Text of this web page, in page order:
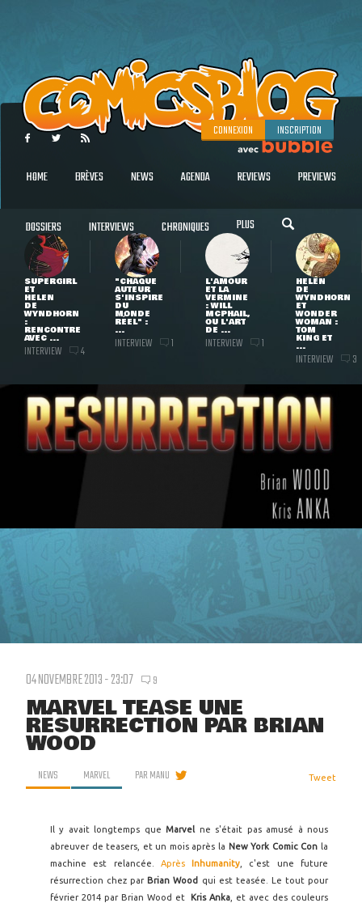
CONNEXION INSCRIPTION
HOME BRÈVES NEWS AGENDA REVIEWS PREVIEWS
DOSSIERS INTERVIEWS CHRONIQUES PLUS
SUPERGIRL
ET
HELEN
DE
WYNDHORN
:
RENCONTRE
AVEC ...
INTERVIEW 4
"CHAQUE
AUTEUR
S'INSPIRE
DU
MONDE
RÉEL" :
...
INTERVIEW 1
L'AMOUR
ET LA
VERMINE
: WILL
MCPHAIL,
OU L'ART
DE ...
INTERVIEW 1
HELEN
DE
WYNDHORN
ET
WONDER
WOMAN :
TOM
KING ET
...
INTERVIEW 3
04 NOVEMBRE 2013 - 23:07 9
MARVEL TEASE UNE
RÉSURRECTION PAR BRIAN
WOOD
NEWS MARVEL PARMANU Tweet
Il y avait longtemps queMarvel ne s'était pas amusé à nous
abreuver de teasers, et un mois après la New York Comic Con la
machine est relancée. Après Inhumanity , c'est une future
résurrection chez par Brian Wood
qui est teasée. Le tout pour
février 2014 par Brian Wood et
Kris Anka , et avec des couleurs